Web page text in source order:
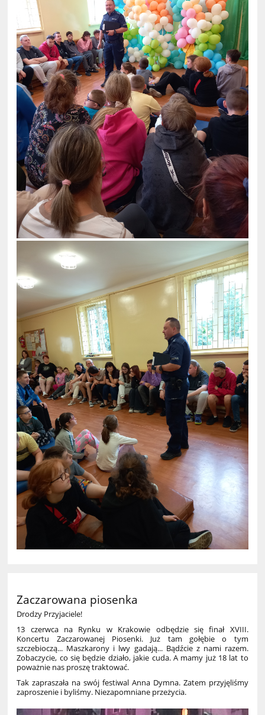
Zaczarowana piosenka
Drodzy Przyjaciele!
13 czerwca na Rynku w Krakowie odbędzie się finał XVIII.
Koncertu Zaczarowanej Piosenki. Już tam gołębie o tym
szczebioczą... Maszkarony i lwy gadają... Bądźcie z nami razem.
Zobaczycie, co się będzie działo, jakie cuda. A mamy już 18 lat to
poważnie nas proszę traktować.
Tak zapraszała na swój festiwal Anna Dymna. Zatem przyjęliśmy
zaproszenie i byliśmy. Niezapomniane przeżycia.